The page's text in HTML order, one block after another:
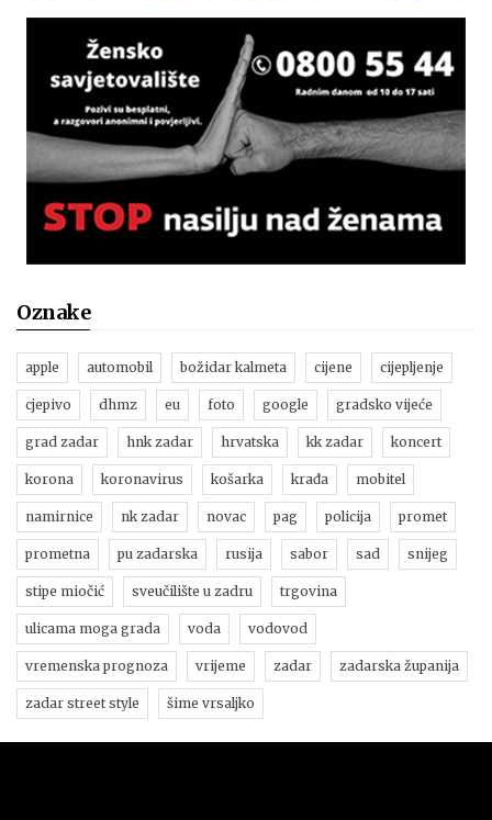
Oznake
apple automobil božidar kalmeta cijene cijepljenje
cjepivo dhmz eu foto google gradsko vijeće
grad zadar hnk zadar hrvatska kk zadar koncert
korona koronavirus košarka krađa mobitel
namirnice nk zadar novac pag policija promet
prometna pu zadarska rusija sabor sad snijeg
stipe miočić sveučilište u zadru trgovina
ulicama moga grada voda vodovod
vremenska prognoza vrijeme zadar zadarska županija
zadar street style šime vrsaljko